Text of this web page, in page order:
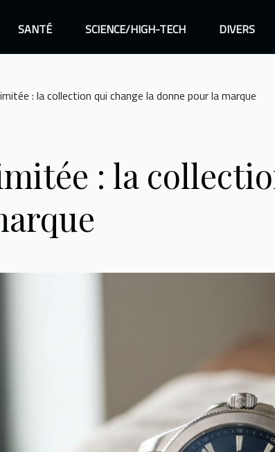
SANTÉ SCIENCE/HIGH-TECH DIVERS
: la collection qui change la donne pour la marque
: la